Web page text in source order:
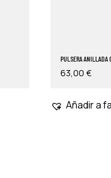
PULSERA ANILLADA
63,00 €
Añadir a